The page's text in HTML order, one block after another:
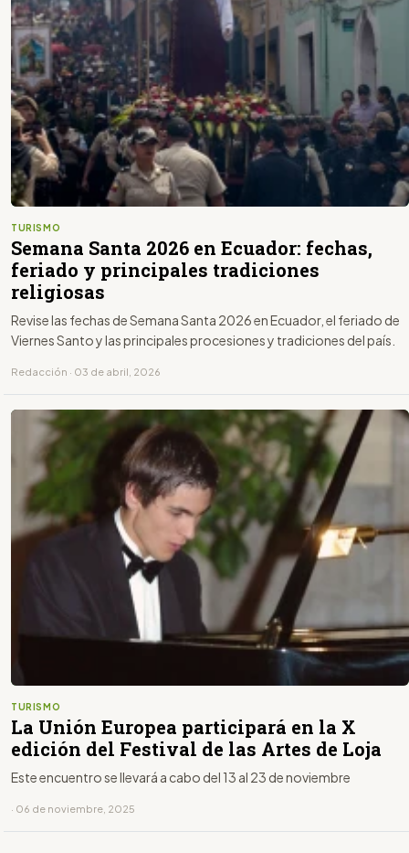
TURISMO
Semana Santa 2026 en Ecuador: fechas,
feriado y principales tradiciones
religiosas
Revise las fechas de Semana Santa 2026 en Ecuador, el feriado de
Viernes Santo y las principales procesiones y tradiciones del país.
Redacción · 03 de abril, 2026
TURISMO
La Unión Europea participará en la X
edición del Festival de las Artes de Loja
Este encuentro se llevará a cabo del 13 al 23 de noviembre
· 06 de noviembre, 2025